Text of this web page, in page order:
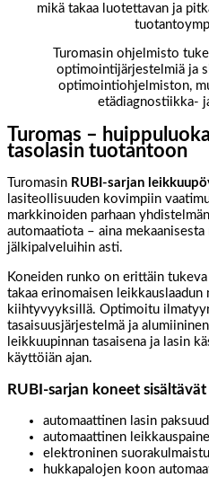
mikä takaa luotettavan ja
Turomasin ohjelmisto
optimointijärjestelmiä ja
optimointiohjelmiston,
etädiagnostiikka-
Turomas –
tasolasin tuotantoon
Turomasin RUBI-sarjan
lasiteollisuuden kovimpiin
markkinoiden parhaan
automaatiota – aina
jälkipalveluihin asti.
Koneiden runko on erittäin
takaa erinomaisen
kiihtyvyyksillä. Optimoitu
tasaisuusjärjestelmä ja
leikkuupinnan tasaisena ja lasin
käyttöiän ajan.
RUBI-sarjan koneet
automaattinen lasin
automaattinen
elektroninen
hukkapalojen koon